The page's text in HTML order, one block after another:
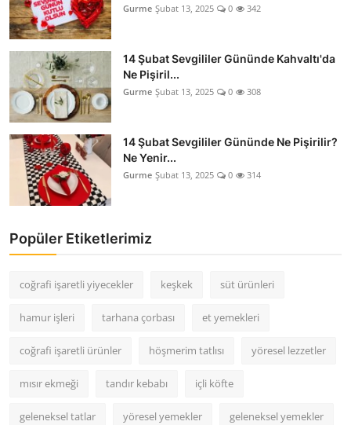
Gurme Şubat 13, 2025 0 342
14 Şubat Sevgililer Gününde Kahvaltı'da
Ne Pişiril...
Gurme Şubat 13, 2025 0 308
14 Şubat Sevgililer Gününde Ne Pişirilir?
Ne Yenir...
Gurme Şubat 13, 2025 0 314
Popüler Etiketlerimiz
coğrafi işaretli yiyecekler keşkek süt ürünleri
hamur işleri tarhana çorbası et yemekleri
coğrafi işaretli ürünler höşmerim tatlısı yöresel lezzetler
mısır ekmeği tandır kebabı içli köfte
geleneksel tatlar yöresel yemekler geleneksel yemekler